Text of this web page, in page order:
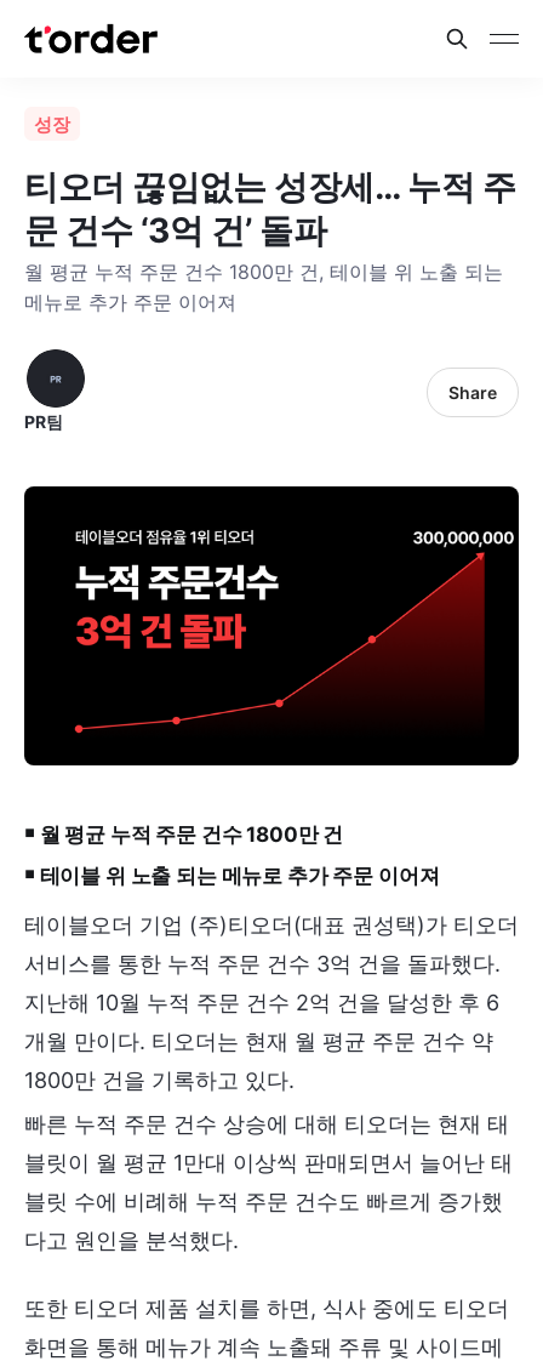
성장
티오더 끊임없는 성장세… 누적 주
문 건수 ‘3억 건’ 돌파
월 평균 누적 주문 건수 1800만 건, 테이블 위 노출 되는
메뉴로 추가 주문 이어져
PR팀
Share
￭ 월 평균 누적 주문 건수 1800만 건
￭ 테이블 위 노출 되는 메뉴로 추가 주문 이어져
테이블오더 기업 (주)티오더(대표 권성택)가 티오더
서비스를 통한 누적 주문 건수 3억 건을 돌파했다.
지난해 10월 누적 주문 건수 2억 건을 달성한 후 6
개월 만이다. 티오더는 현재 월 평균 주문 건수 약
1800만 건을 기록하고 있다.
빠른 누적 주문 건수 상승에 대해 티오더는 현재 태
블릿이 월 평균 1만대 이상씩 판매되면서 늘어난 태
블릿 수에 비례해 누적 주문 건수도 빠르게 증가했
다고 원인을 분석했다.
또한 티오더 제품 설치를 하면, 식사 중에도 티오더
화면을 통해 메뉴가 계속 노출돼 주류 및 사이드메